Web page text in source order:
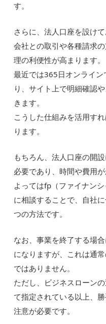
す。
さらに、法人口座を設け
会社との取引や各種請求
理の利便性が高まります。
最近では365日オンライ
り、サイト上で明細確認
きます。
こうした仕組みを活用す
ります。
もちろん、法人口座の開
必要であり、時間や費用
よってはfp（ファイナン
に相談することで、自社
つの方法です。
なお、事業を終了する場
になりますが、これは通
ではありません。
ただし、ビジネスローン
て指定されている以上、
注意が必要です。